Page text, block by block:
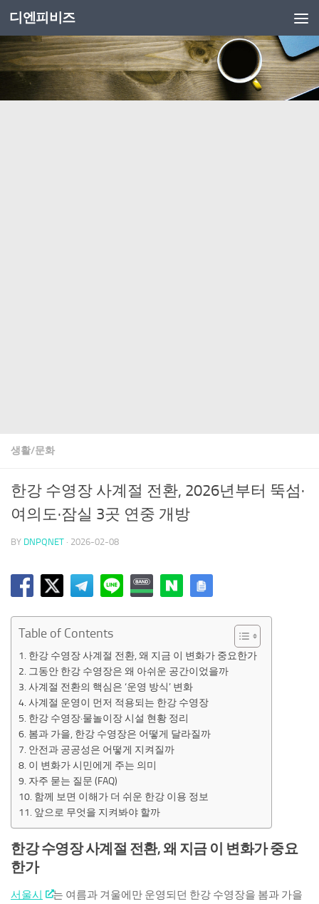
Skip to content
디엔피비즈
생활/문화
한강 수영장 사계절 전환, 2026년부터 뚝섬·
여의도·잠실 3곳 연중 개방
BY DNPQNET · 2026-02-08
Table of Contents
한강 수영장 사계절 전환, 왜 지금 이 변화가 중요한가
그동안 한강 수영장은 왜 아쉬운 공간이었을까
사계절 전환의 핵심은 ‘운영 방식’ 변화
사계절 운영이 먼저 적용되는 한강 수영장
한강 수영장·물놀이장 시설 현황 정리
봄과 가을, 한강 수영장은 어떻게 달라질까
안전과 공공성은 어떻게 지켜질까
이 변화가 시민에게 주는 의미
자주 묻는 질문 (FAQ)
함께 보면 이해가 더 쉬운 한강 이용 정보
앞으로 무엇을 지켜봐야 할까
한강 수영장 사계절 전환, 왜 지금 이 변화가 중요
한가
서울시
는 여름과 겨울에만 운영되던 한강 수영장을 봄과 가을